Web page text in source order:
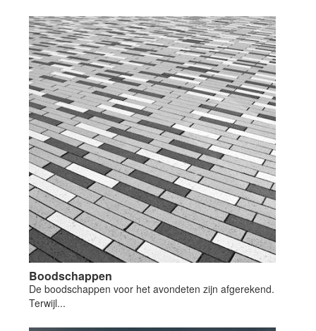
Boodschappen
De boodschappen voor het avondeten zijn afgerekend.
Terwijl...